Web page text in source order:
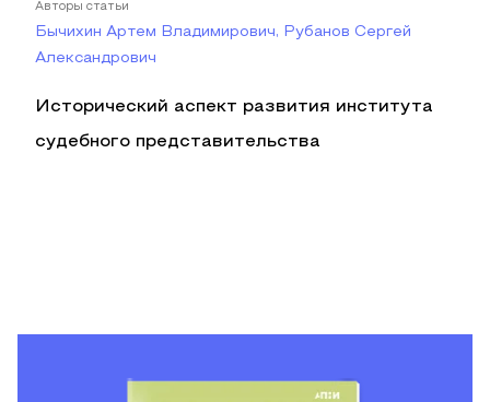
Авторы статьи
Бычихин Артем Владимирович, Рубанов Сергей
Александрович
Исторический аспект развития института
судебного представительства